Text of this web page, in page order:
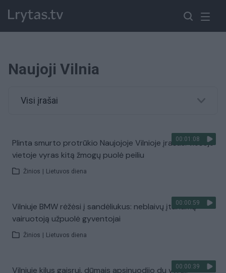
Naujoji Vilnia
Visi įrašai
00:01:08
Plinta smurto protrūkio Naujojoje Vilnioje įrašas: viešoje
vietoje vyras kitą žmogų puolė peiliu
Žinios Lietuvos diena
00:00:59
Vilniuje BMW rėžėsi į sandėliukus: neblaivų įtariamą
vairuotoją užpuolė gyventojai
Žinios Lietuvos diena
00:00:39
Vilniuje kilus gaisrui, dūmais apsinuodijo du vyrai: